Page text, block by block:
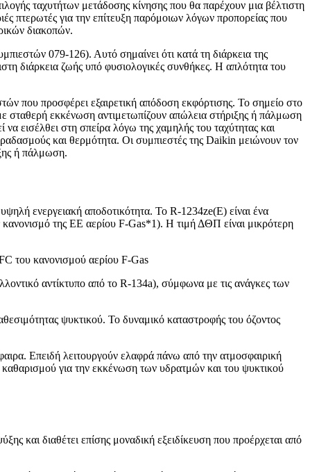
ταχυτήτων μετάδοσης κίνησης που θα παρέχουν μια βέλτιστη
πτερωτές για την επίτευξη παρόμοιων λόγων προπορείας που
διακοπών.
079-126). Αυτό σημαίνει ότι κατά τη διάρκεια της
διάρκεια ζωής υπό φυσιολογικές συνθήκες. Η απλότητα του
που προσφέρει εξαιρετική απόδοση εκφόρτισης. Το σημείο στο
σταθερή εκκένωση αντιμετωπίζουν απώλεια στήριξης ή πάλμωση
εισέλθει στη σπείρα λόγω της χαμηλής του ταχύτητας και
και θερμότητα. Οι συμπιεστές της Daikin μειώνουν τον
ή πάλμωση.
ενεργειακή αποδοτικότητα. Το R-1234ze(E) είναι ένα
της ΕΕ αερίου F-Gas*1). Η τιμή ΔΘΠ είναι μικρότερη
του κανονισμού αερίου F-Gas
αντίκτυπο από το R-134a), σύμφωνα με τις ανάγκες των
ψυκτικού. Το δυναμικό καταστροφής του όζοντος
Επειδή λειτουργούν ελαφρά πάνω από την ατμοσφαιρική
για την εκκένωση των υδρατμών και του ψυκτικού
και διαθέτει επίσης μοναδική εξειδίκευση που προέρχεται από